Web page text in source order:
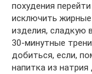
похудения
исключить жирные
изделия, сладкую
30-минутные
добиться, если,
напитка из натрия